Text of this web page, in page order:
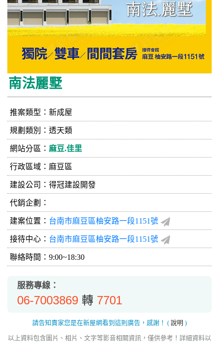
南法麗墅
推案類型：新成屋
規劃類別：透天類
網站分區： 麻豆.佳里
行政區域：麻豆區
建設公司： 得冠建設開發
代銷企劃：
建案位置： 台南市麻豆區柚安路一段1151號
接待中心： 台南市麻豆區柚安路一段1151號
聯絡時間：9:00~18:30
服務專線：
06-7003869 轉 7701
請告知賣家您是在新屋網看到這則廣告，感謝！ ( 說明 )
以上資料包含圖片、相片、文字等影音相關資訊，僅供參考！詳細資料以